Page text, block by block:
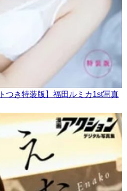
つき特装版】福田ルミカ1st写真